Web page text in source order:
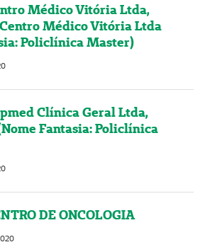
Médico Vitória Ltda,
Médico Vitória Ltda
Policlínica Master)
Clínica Geral Ltda,
Fantasia: Policlínica
DE ONCOLOGIA